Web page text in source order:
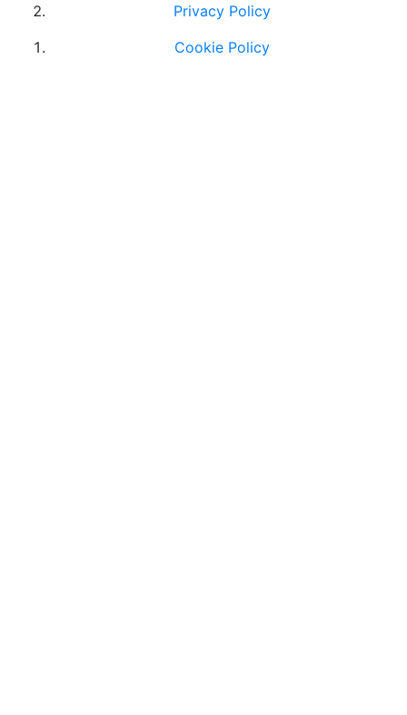
Privacy Policy
Cookie Policy